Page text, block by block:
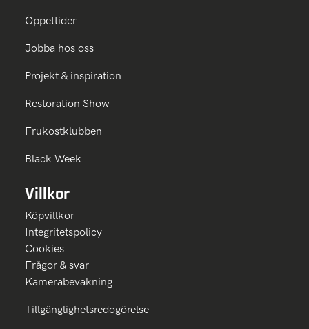
Öppettider
Jobba hos oss
Projekt & inspiration
Restoration Show
Frukostklubben
Black Week
Villkor
Köpvillkor
Integritetspolicy
Cookies
Frågor & svar
Kamerabevakning
Tillgänglighetsredogörelse